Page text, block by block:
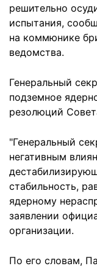
решительно
испытания,
на коммюнике
ведомства.
Генеральный
подземное
резолюций
"Генеральный
негативным
стабильность,
ядерному
заявлении
организации.
По его словам,